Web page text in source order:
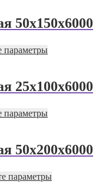
50х150х6000
параметрыЭтот
несколько
вариаций.
можно
странице
товара.
25х100х6000
параметрыЭтот
несколько
вариаций.
можно
50х200х6000
параметрыЭтот